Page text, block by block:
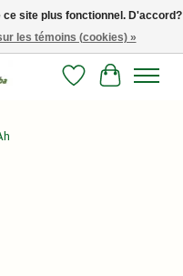
jouw paard!
Liste dePanier
site plus fonctionnel. D'accord?
les témoins (cookies) »